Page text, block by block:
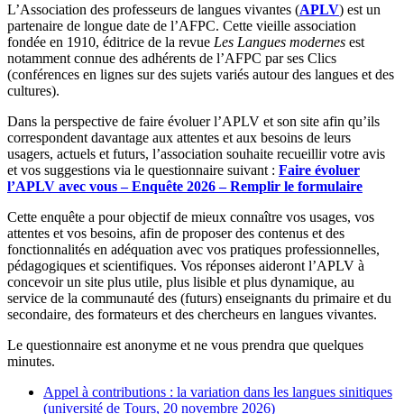
L’Association des professeurs de langues vivantes (APLV) est un
partenaire de longue date de l’AFPC. Cette vieille association
fondée en 1910, éditrice de la revue Les Langues modernes est
notamment connue des adhérents de l’AFPC par ses Clics
(conférences en lignes sur des sujets variés autour des langues et des
cultures).
Dans la perspective de faire évoluer l’APLV et son site afin qu’ils
correspondent davantage aux attentes et aux besoins de leurs
usagers, actuels et futurs, l’association souhaite recueillir votre avis
et vos suggestions via le questionnaire suivant : Faire évoluer
l’APLV avec vous – Enquête 2026 – Remplir le formulaire
Cette enquête a pour objectif de mieux connaître vos usages, vos
attentes et vos besoins, afin de proposer des contenus et des
fonctionnalités en adéquation avec vos pratiques professionnelles,
pédagogiques et scientifiques. Vos réponses aideront l’APLV à
concevoir un site plus utile, plus lisible et plus dynamique, au
service de la communauté des (futurs) enseignants du primaire et du
secondaire, des formateurs et des chercheurs en langues vivantes.
Le questionnaire est anonyme et ne vous prendra que quelques
minutes.
Appel à contributions : la variation dans les langues sinitiques
(université de Tours, 20 novembre 2026)